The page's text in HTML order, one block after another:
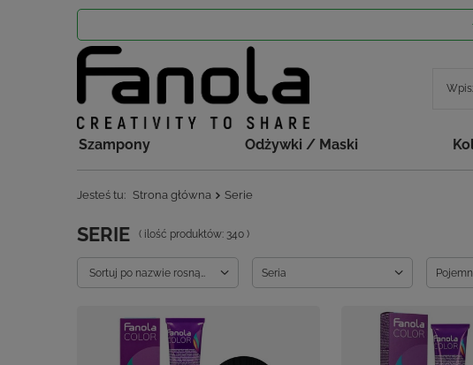
Szampony Odżywki / Maski
Jesteś tu: Strona główna Serie
SERIE ( ilość produktów: 340 )
Zmień sortowanie
Sortuj po nazwie rosnąco Seria